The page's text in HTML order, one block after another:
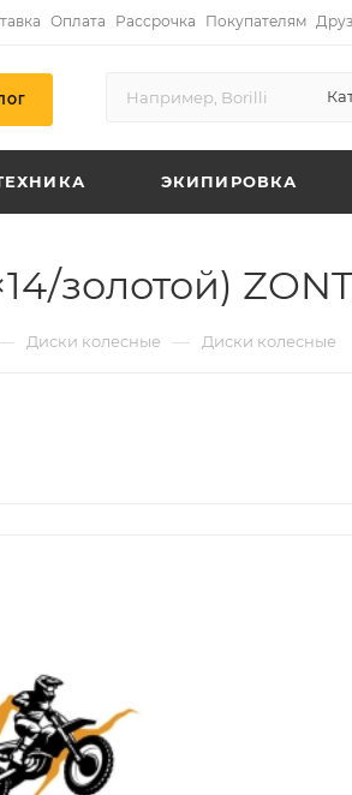
Оплата Рассрочка Покупателям
ЭКИПИРОВКА
золотой)
Диски колесные — Диски колесные